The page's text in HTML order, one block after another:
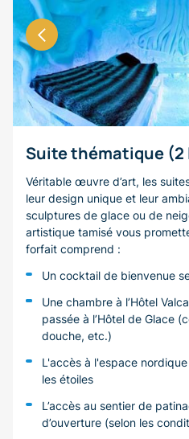
Suite thématique
Véritable œuvre d’art, les
leur design unique et leur
sculptures de glace ou de
artistique tamisé vous
forfait comprend :
Un cocktail de bienvenue
Une chambre à l’Hôtel
passée à l’Hôtel de Glace
douche, etc.)
L'accès à l'espace
les étoiles
L’accès au sentier de
d’ouverture (selon les